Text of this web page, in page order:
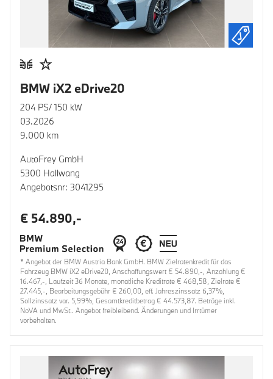
BMW iX2 eDrive20
204 PS/ 150 kW
03.2026
9.000 km
AutoFrey GmbH
5300 Hallwang
Angebotsnr: 3041295
€ 54.890,-
* Angebot der BMW Austria Bank GmbH. BMW Zielratenkredit für das
Fahrzeug BMW iX2 eDrive20, Anschaffungswert € 54.890,-, Anzahlung €
16.467,-, Laufzeit 36 Monate, monatliche Kreditrate € 468,58, Zielrate €
27.445,-, Bearbeitungsgebühr € 260,00, eff. Jahreszinssatz 6,37%,
Sollzinssatz var. 5,99%, Gesamtkreditbetrag € 44.573,87. Beträge inkl.
NoVA und MwSt.. Angebot freibleibend. Änderungen und Irrtümer
vorbehalten.